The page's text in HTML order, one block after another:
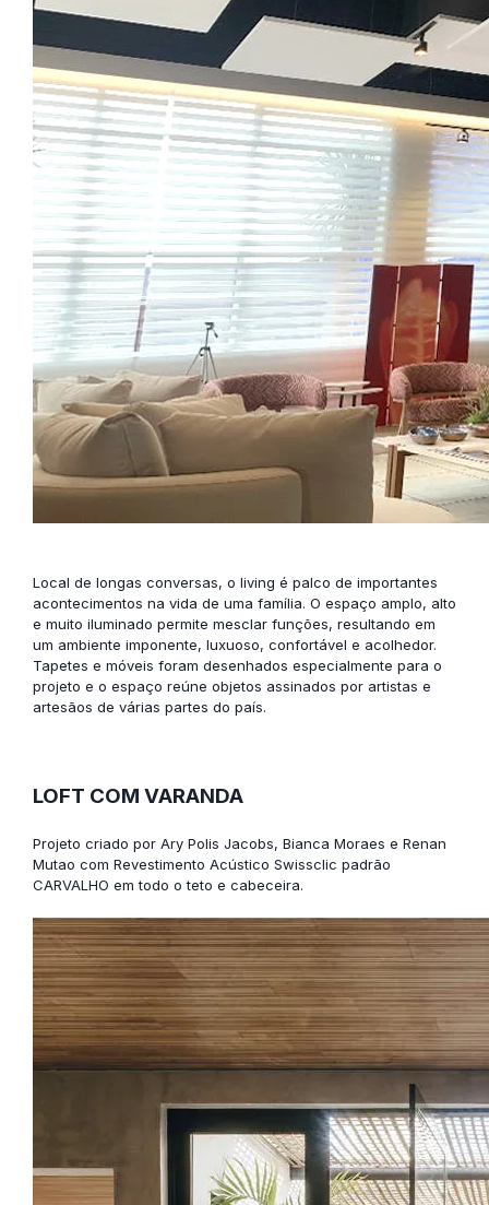
Local de longas conversas, o living é palco de importantes
acontecimentos na vida de uma família. O espaço amplo, alto
e muito iluminado permite mesclar funções, resultando em
um ambiente imponente, luxuoso, confortável e acolhedor.
Tapetes e móveis foram desenhados especialmente para o
projeto e o espaço reúne objetos assinados por artistas e
artesãos de várias partes do país.
LOFT COM VARANDA
Projeto criado por Ary Polis Jacobs, Bianca Moraes e Renan
Mutao com Revestimento Acústico Swissclic padrão
CARVALHO em todo o teto e cabeceira.